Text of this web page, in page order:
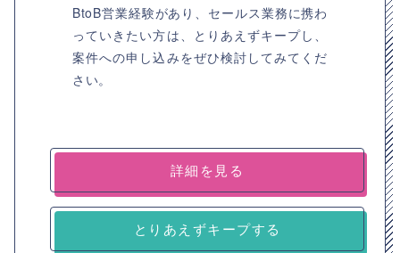
BtoB営業経験があり、セールス業務に携わ
っていきたい方は、とりあえずキープし、
案件への申し込みをぜひ検討してみてくだ
さい。
詳細を見る
とりあえずキープする